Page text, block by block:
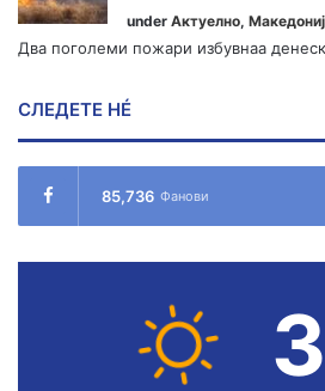
under Актуелно,
Два поголеми пожари избувнаа
СЛЕДЕТЕ НÉ
85,736 Фанови